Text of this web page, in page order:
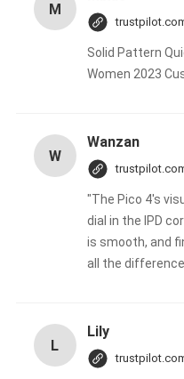
M
Solid Pattern
Women 2023
W
Wanzan
"The Pico 4's
dial in the IPD
is smooth, and
all the
fantastic once
manual
sweet spot
L
Lily